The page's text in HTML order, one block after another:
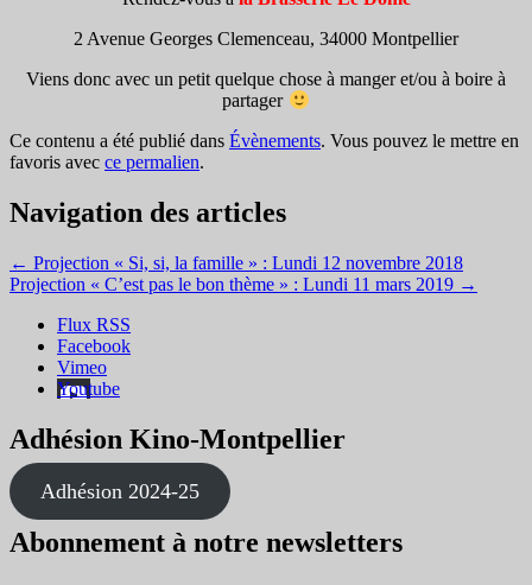
2 Avenue Georges Clemenceau, 34000 Montpellier
Viens donc avec un petit quelque chose à manger et/ou à boire à
partager
Ce contenu a été publié dans Évènements. Vous pouvez le mettre en
favoris avec ce permalien.
Navigation des articles
← Projection « Si, si, la famille » : Lundi 12 novembre 2018
Projection « C’est pas le bon thème » : Lundi 11 mars 2019 →
Flux RSS
Facebook
Vimeo
Youtube
Adhésion Kino-Montpellier
Adhésion 2024-25
Abonnement à notre newsletters